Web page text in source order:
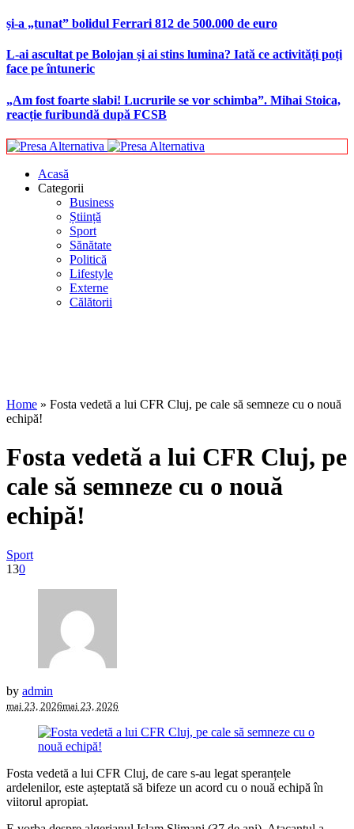
și-a „tunat” bolidul Ferrari 812 de 500.000 de euro
L-ai ascultat pe Bolojan și ai stins lumina? Iată ce activități poți
face pe întuneric
„Am fost foarte slabi! Lucrurile se vor schimba”. Mihai Stoica,
reacție furibundă după FCSB
Acasă
Categorii
Business
Știință
Sport
Sănătate
Politică
Lifestyle
Externe
Călătorii
Home » Fosta vedetă a lui CFR Cluj, pe cale să semneze cu o nouă
echipă!
Fosta vedetă a lui CFR Cluj, pe
cale să semneze cu o nouă
echipă!
Sport
130
by admin
mai 23, 2026mai 23, 2026
Fosta vedetă a lui CFR Cluj, de care s-au legat speranțele
ardelenilor, este așteptată să bifeze un acord cu o nouă echipă în
viitorul apropiat.